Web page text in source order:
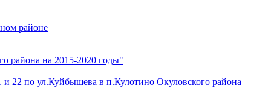
районе
района на 2015-2020 годы"
22 по ул.Куйбышева в п.Кулотино Окуловского района